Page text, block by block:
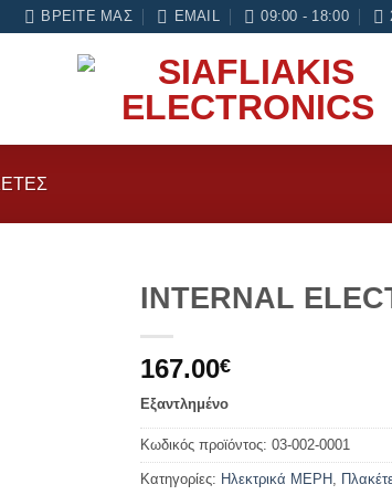
και 6 μήνες εγγύηση σε κάθε εργασία Service
ΒΡΕΊΤΕ ΜΑΣ EMAIL 09:00 - 18:00
INTERNAL
167.00€
Εξαντλημένο
Κωδικός προϊόντος: 03-002-0001
Κατηγορίες: Ηλεκτρικά ΜΕΡΗ